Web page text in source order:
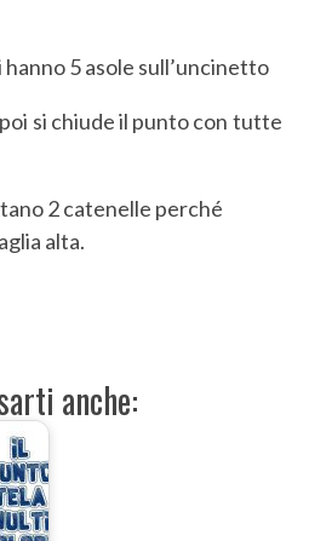
hanno 5 asole sull’uncinetto
si chiude il punto con tutte
2 catenelle perché
alta.
anche: